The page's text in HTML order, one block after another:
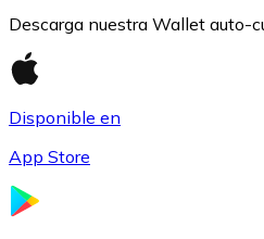
Litecoin
LTC
Descarga nuestra Wallet auto-
Disponible en
App Store